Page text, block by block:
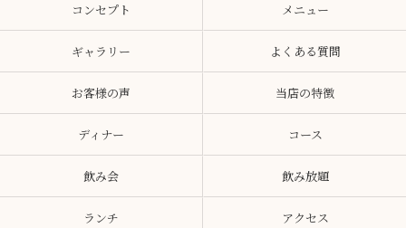
コンセプト メニュー
ギャラリー よくある質問
お客様の声 当店の特徴
ディナー コース
飲み会 飲み放題
ランチ アクセス